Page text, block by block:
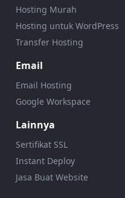
Hosting Murah
Hosting untuk WordPress
Transfer Hosting
Email
Email Hosting
Google Workspace
Lainnya
Sertifikat SSL
Instant Deploy
Jasa Buat Website